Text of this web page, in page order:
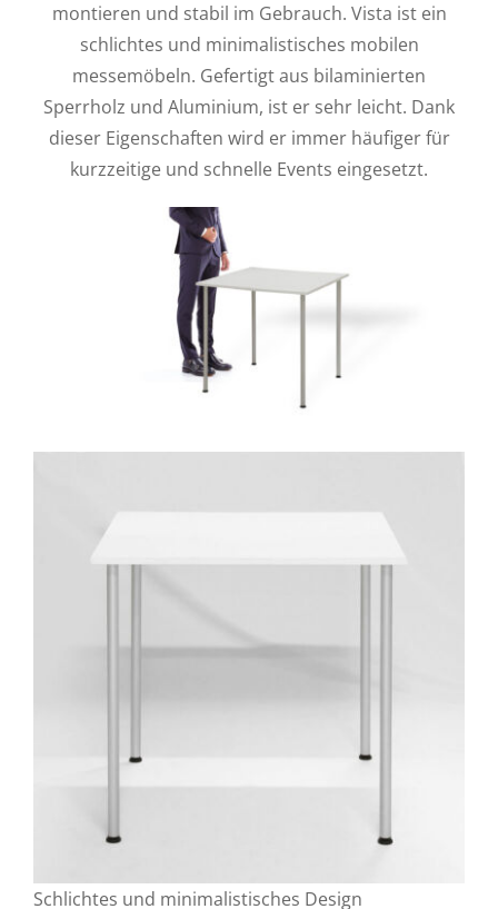
montieren und stabil im Gebrauch. Vista ist ein
schlichtes und minimalistisches mobilen
messemöbeln. Gefertigt aus bilaminierten
Sperrholz und Aluminium, ist er sehr leicht. Dank
dieser Eigenschaften wird er immer häufiger für
kurzzeitige und schnelle Events eingesetzt.
Schlichtes und minimalistisches Design